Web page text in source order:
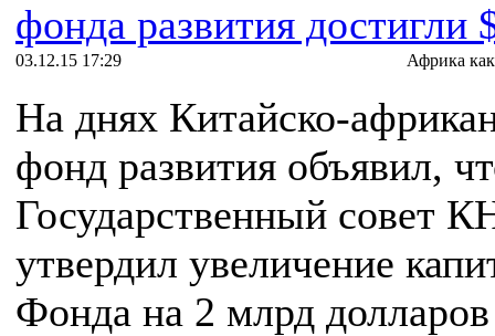
фонда развития достигли
03.12.15 17:29 Африка
На днях Китайско-
фонд развития объявил,
Государственный совет
утвердил увеличение
Фонда на 2 млрд